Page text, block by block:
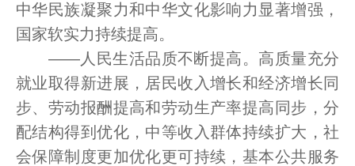
中华民族凝聚力和中华文化影响力显著增强，
国家软实力持续提高。
——人民生活品质不断提高。高质量充分
就业取得新进展，居民收入增长和经济增长同
步、劳动报酬提高和劳动生产率提高同步，分
配结构得到优化，中等收入群体持续扩大，社
会保障制度更加优化更可持续，基本公共服务